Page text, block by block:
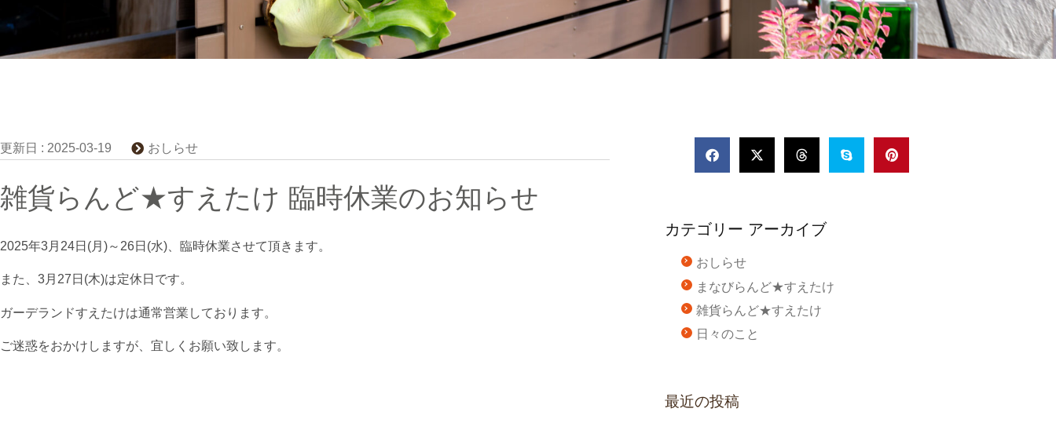
更新日 : 2025-03-19 おしらせ
雑貨らんど★すえたけ 臨時休業のお知らせ
2025年3月24日(月)～26日(水)、臨時休業させて頂きます。
また、3月27日(木)は定休日です。
ガーデランドすえたけは通常営業しております。
ご迷惑をおかけしますが、宜しくお願い致します。
カテゴリー アーカイブ
おしらせ
まなびらんど★すえたけ
雑貨らんど★すえたけ
日々のこと
最近の投稿